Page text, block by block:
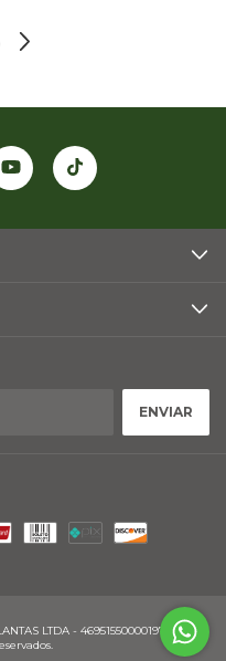
LTDA - 46951550000197 - 2026.